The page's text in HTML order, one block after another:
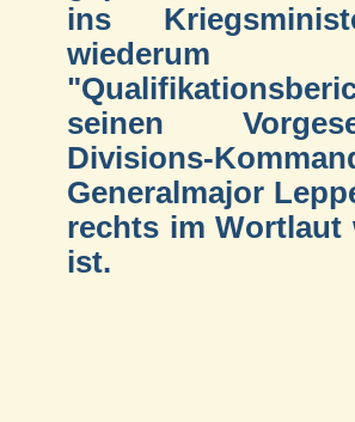
ins
seinen
Divisions-
Generalmajor
rechts im Wortlaut
ist.